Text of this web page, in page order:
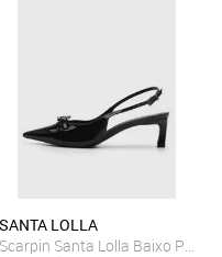
Bege
SANTA LOLLA
Scarpin Santa Lolla Baixo Preto